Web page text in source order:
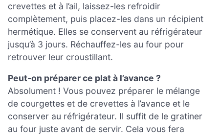
crevettes et à l’ail, laissez-les refroidir
complètement, puis placez-les dans un récipient
hermétique. Elles se conservent au réfrigérateur
jusqu’à 3 jours. Réchauffez-les au four pour
retrouver leur croustillant.
Peut-on préparer ce plat à l’avance ?
Absolument ! Vous pouvez préparer le mélange
de courgettes et de crevettes à l’avance et le
conserver au réfrigérateur. Il suffit de le gratiner
au four juste avant de servir. Cela vous fera